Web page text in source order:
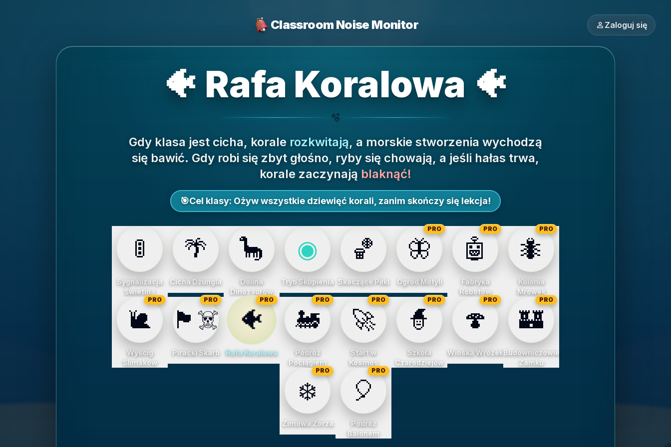
Classroom Noise Monitor person Zaloguj się
🐠 Rafa Koralowa 🐠
🫧
Gdy klasa jest cicha, korale rozkwitają, a morskie stworzenia wychodzą
się bawić. Gdy robi się zbyt głośno, ryby się chowają, a jeśli hałas trwa,
korale zaczynają blaknąć!
🎯Cel klasy: Ożyw wszystkie dziewięć korali, zanim skończy się lekcja!
🚦
Sygnalizacja
Świetlna
🌴
Cicha Dżungla
🦕
Dolina
Dinozaurów
◉
Tryb Skupienia
🏀
Skaczące Piłki
🦋
PRO
Ogród Motyli
🤖
PRO
Fabryka
Robotów
🐜
PRO
Kolonia
Mrówek
🐌
PRO
Wyścig
Ślimaków
🏴‍☠️
PRO
Piracki Skarb
🐠
PRO
Rafa Koralowa
🚂
PRO
Podróż
Pociągiem
🚀
PRO
Start w
Kosmos
🧙
PRO
Szkoła
Czarodziejów
🍄
PRO
Wioska Wróżek
🏰
PRO
Budowniczowie
Zamku
❄️
PRO
Zimowa Zorza
🎈
PRO
Podróż
Balonem